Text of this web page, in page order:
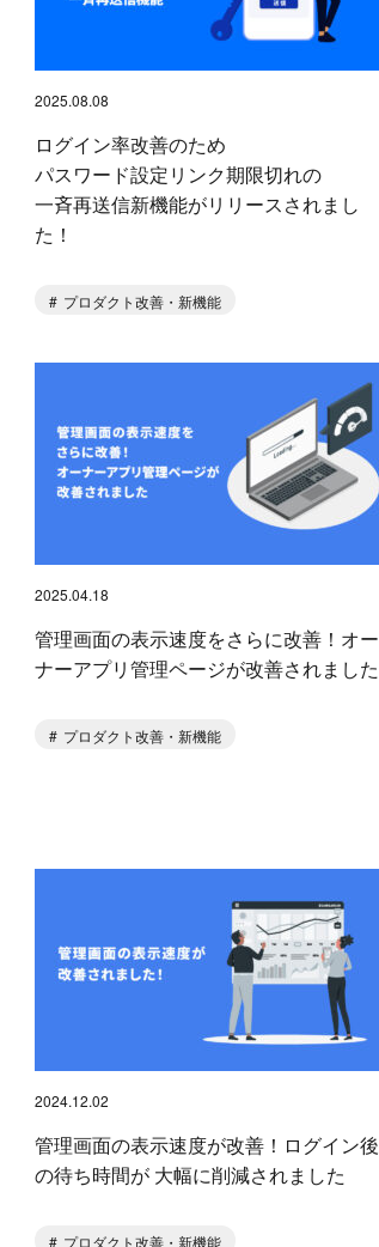
2025.08.08
ログイン率改善のため
パスワード設定リンク期限切れの
一斉再送信新機能がリリースされまし
た！
プロダクト改善・新機能
2025.04.18
管理画面の表示速度をさらに改善！オー
ナーアプリ管理ページが改善されました
プロダクト改善・新機能
2024.12.02
管理画面の表示速度が改善！ログイン後
の待ち時間が 大幅に削減されました
プロダクト改善・新機能